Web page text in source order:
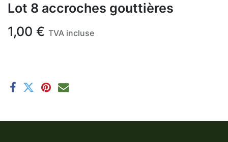
Lot 8 accroches gouttières
1,00 € TVA incluse